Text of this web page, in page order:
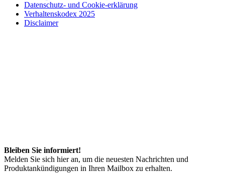
Datenschutz- und Cookie-erklärung
Verhaltenskodex 2025
Disclaimer
Bleiben Sie informiert!
Melden Sie sich hier an, um die neuesten Nachrichten und
Produktankündigungen in Ihren Mailbox zu erhalten.